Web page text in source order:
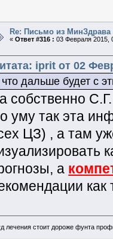
Re: Письмо из МинЗдрава
« Ответ #316 : 03 Февраля 2015,
iprit от 02
дальше будет с
собственно
уму так эта
ЦЗ) , а там
а
как
лечения стоит дороже фунта